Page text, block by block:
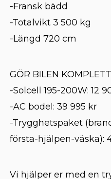
-Fransk bädd
-Totalvikt 3 500 kg
-Längd 720 cm
GÖR BILEN
-Solcell 195-200W: 12
-AC bodel: 39 995 kr
-Trygghetspaket
första-hjälpen-väska):
Vi hjälper er med en